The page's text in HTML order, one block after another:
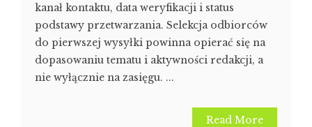
kanał kontaktu, data weryfikacji i status
podstawy przetwarzania. Selekcja odbiorców
do pierwszej wysyłki powinna opierać się na
dopasowaniu tematu i aktywności redakcji, a
nie wyłącznie na zasięgu. ...
Read More